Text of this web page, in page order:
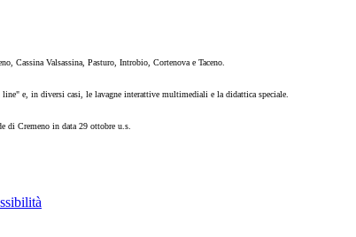
Cassina Valsassina, Pasturo, Introbio, Cortenova e Taceno.
e, in diversi casi, le lavagne interattive multimediali e la didattica speciale.
di Cremeno in data 29 ottobre u.s.